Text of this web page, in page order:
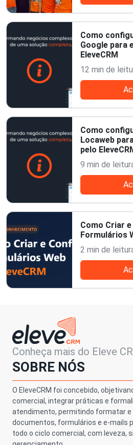
Como
Google para
EleveCRM
12 min de
Como
Locaweb
pelo
9 min de
Como Criar
Formulários
2 min de
Conheça mais do Eleve
SOBRE NÓS
O EleveCRM foi concebido,
comercial, integrar práticas e
atendimento, permitindo formatar e
documentos, formulários e e-mails
todo o ciclo comercial, com leveza,